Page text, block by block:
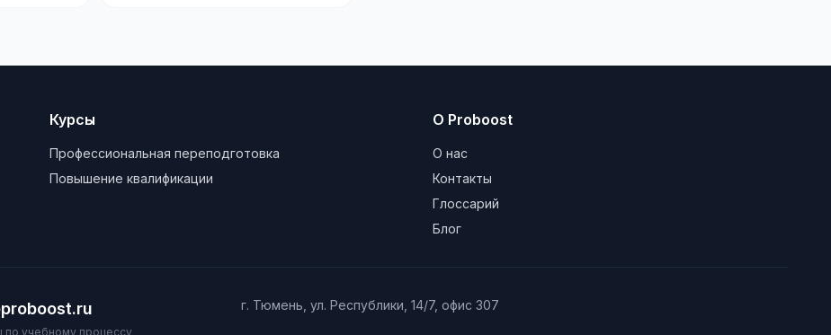
Курсы
Профессиональная переподготовка
Повышение квалификации
О Proboost
О нас
Контакты
Глоссарий
Блог
по учебному процессу
г. Тюмень, ул. Республики, 14/7, офис 307